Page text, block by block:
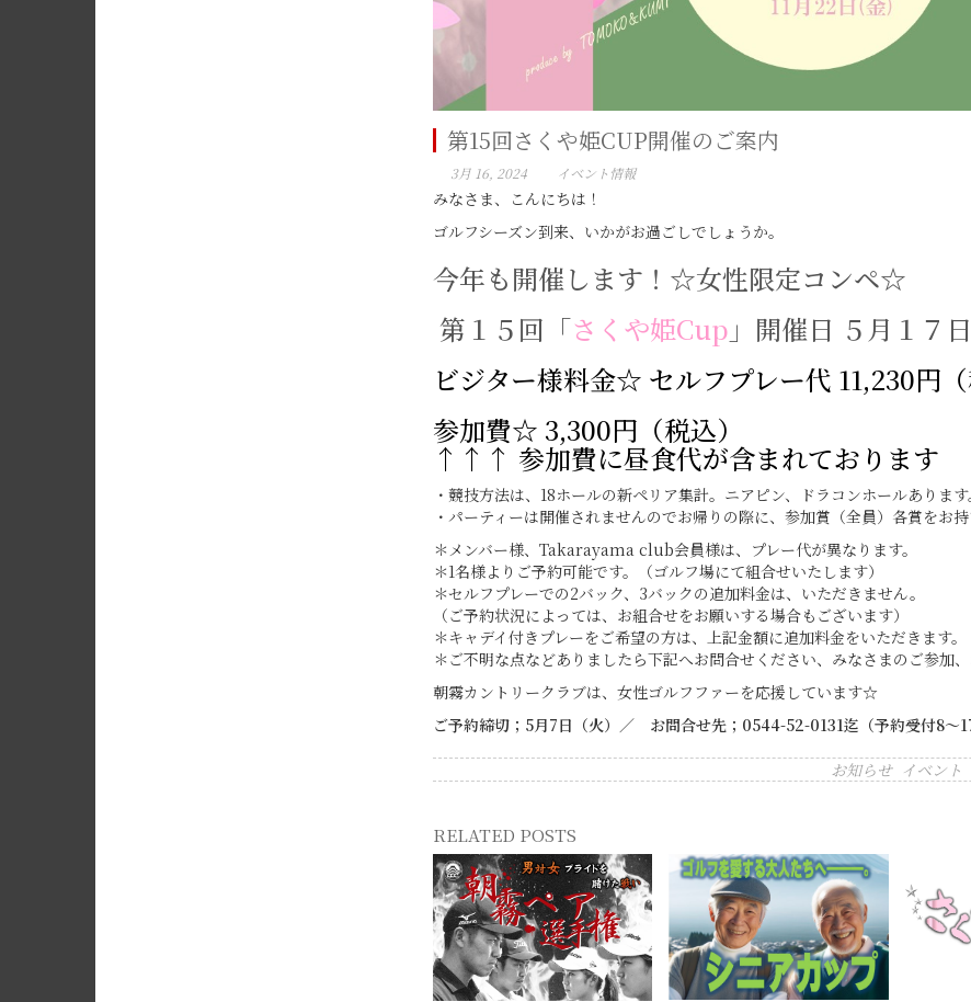
第15回さくや姫CUP開催のご案内
3月 16, 2024 イベント情報
みなさま、こんにちは！
ゴルフシーズン到来、いかがお過ごしでしょうか。
今年も開催します！☆女性限定コンペ☆
第１５回「さくや姫Cup 」開催日 ５月１７日
ビジター様料金☆ セルフプレー代 11,230円（
参加費☆ 3,300円（税込）
↑↑↑ 参加費に昼食代が含まれております
・競技方法は、18ホールの新ペリア集計。ニアピン、ドラコンホールあります
・パーティーは開催されませんのでお帰りの際に、参加賞（全員）各賞をお持
＊メンバー様、Takarayama club会員様は、プレー代が異なります。
＊1名様よりご予約可能です。（ゴルフ場にて組合せいたします）
＊セルフプレーでの2バック、3バックの追加料金は、いただきません。
（ご予約状況によっては、お組合せをお願いする場合もございます）
＊キャデイ付きプレーをご希望の方は、上記金額に追加料金をいただきます。
＊ご不明な点などありましたら下記へお問合せください、みなさまのご参加、
朝霧カントリークラブは、女性ゴルフファーを応援しています☆
ご予約締切；5月7日（火）／ お問合せ先；0544-52-0131迄（予約受付8～17
お知らせ イベント
RELATED POSTS